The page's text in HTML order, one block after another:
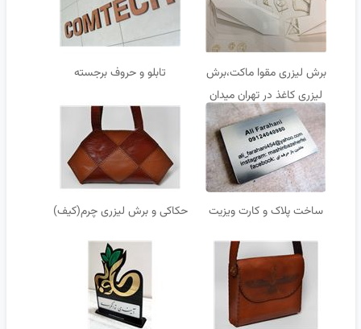
برش لیزری مقوا ماکت،برش
لیزری کاغذ در تهران میدان
ولیعصر
تابلو و حروف برجسته
ساخت پلاک و کارت ویزیت حکاکی و برش لیزری چرم(کیف)